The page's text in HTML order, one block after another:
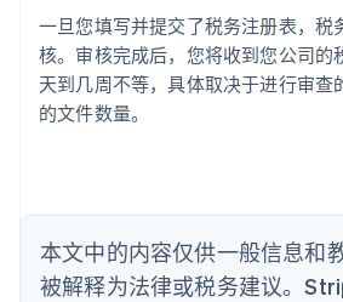
一旦您填写并提交了税务注册表，税
核。审核完成后，您将收到您公司的
天到几周不等，具体取决于进行审查
的文件数量。
本文中的内容仅供一般信息和
被解释为法律或税务建议。
巴西
PortuguêsEnglish
保加利亚
English
比利时
丹麦
English
德国
DeutschEnglish